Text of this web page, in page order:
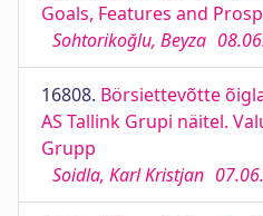
Goals, Features and
Sohtorikoğlu, Beyza
16808. Börsiettevõtte
AS Tallink Grupi näitel.
Grupp
Soidla, Karl Kristjan